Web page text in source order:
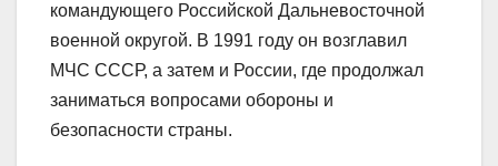
командующего Российской Дальневосточной
военной округой. В 1991 году он возглавил
МЧС СССР, а затем и России, где продолжал
заниматься вопросами обороны и
безопасности страны.